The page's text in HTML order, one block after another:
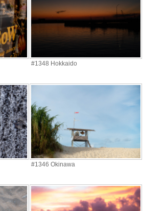
#1348 Hokkaido
#1346 Okinawa